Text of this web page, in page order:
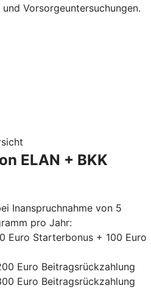
Vorsorgeuntersuchungen.
ELAN + BKK
Inanspruchnahme von 5
pro Jahr:
Euro Starterbonus + 100 Euro
Euro Beitragsrückzahlung
Euro Beitragsrückzahlung